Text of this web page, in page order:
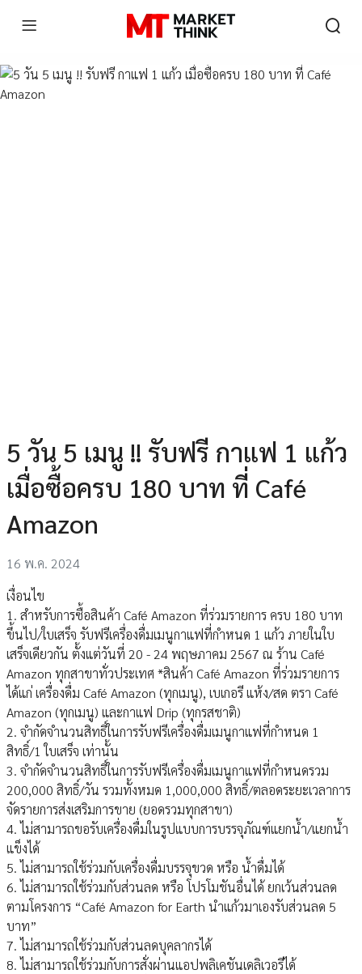
5 วัน 5 เมนู !! รับฟรี กาแฟ 1 แก้ว
เมื่อซื้อครบ 180 บาท ที่ Café
Amazon
16 พ.ค. 2024
เงื่อนไข
1. สําหรับการซื้อสินค้า Café Amazon ที่ร่วมรายการ ครบ 180 บาท
ขึ้นไป/ใบเสร็จ รับฟรีเครื่องดื่มเมนูกาแฟที่กําหนด 1 แก้ว ภายในใบ
เสร็จเดียวกัน ตั้งแต่วันที่ 20 - 24 พฤษภาคม 2567 ณ ร้าน Café
Amazon ทุกสาขาทั่วประเทศ *สินค้า Café Amazon ที่ร่วมรายการ
ได้แก่ เครื่องดื่ม Café Amazon (ทุกเมนู), เบเกอรี แห้ง/สด ตรา Café
Amazon (ทุกเมนู) และกาแฟ Drip (ทุกรสชาติ)
2. จํากัดจํานวนสิทธิ์ในการรับฟรีเครื่องดื่มเมนูกาแฟที่กําหนด 1
สิทธิ์/1 ใบเสร็จ เท่านั้น
3. จํากัดจํานวนสิทธิ์ในการรับฟรีเครื่องดื่มเมนูกาแฟที่กําหนดรวม
200,000 สิทธิ์/วัน รวมทั้งหมด 1,000,000 สิทธิ์/ตลอดระยะเวลาการ
จัดรายการส่งเสริมการขาย (ยอดรวมทุกสาขา)
4. ไม่สามารถขอรับเครื่องดื่มในรูปแบบการบรรจุภัณฑ์แยกน้ํา/แยกน้ํา
แข็งได้
5. ไม่สามารถใช้ร่วมกับเครื่องดื่มบรรจุขวด หรือ น้ําดื่มได้
6. ไม่สามารถใช้ร่วมกับส่วนลด หรือ โปรโมชันอื่นได้ ยกเว้นส่วนลด
ตามโครงการ “Café Amazon for Earth นําแก้วมาเองรับส่วนลด 5
บาท”
7. ไม่สามารถใช้ร่วมกับส่วนลดบุคลากรได้
8. ไม่สามารถใช้ร่วมกับการสั่งผ่านแอปพลิเคชันเดลิเวอรีได้